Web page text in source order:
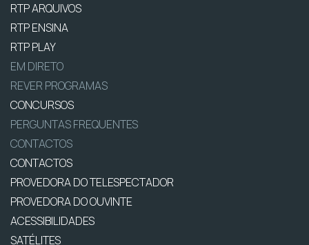
RTP ARQUIVOS
RTP ENSINA
RTP PLAY
EM DIRETO
REVER PROGRAMAS
CONCURSOS
PERGUNTAS FREQUENTES
CONTACTOS
CONTACTOS
PROVEDORA DO TELESPECTADOR
PROVEDORA DO OUVINTE
ACESSIBILIDADES
SATÉLITES